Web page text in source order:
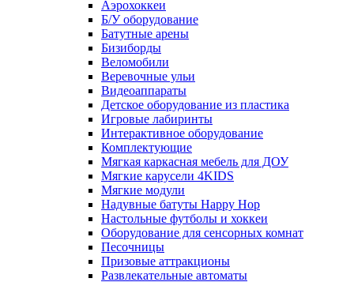
Аэрохоккеи
Б/У оборудование
Батутные арены
Бизиборды
Веломобили
Веревочные ульи
Видеоаппараты
Детское оборудование из пластика
Игровые лабиринты
Интерактивное оборудование
Комплектующие
Мягкая каркасная мебель для ДОУ
Мягкие карусели 4KIDS
Мягкие модули
Надувные батуты Happy Hop
Настольные футболы и хоккеи
Оборудование для сенсорных комнат
Песочницы
Призовые аттракционы
Развлекательные автоматы